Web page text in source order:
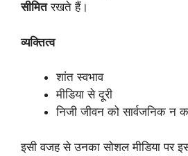
सीमितरखते हैं।
व्यक्तित्व
शांत स्वभाव
मीडिया से दूरी
निजी जीवन को सार्वजनिक
इसी वजह से उनका सोशल मीडिया पर